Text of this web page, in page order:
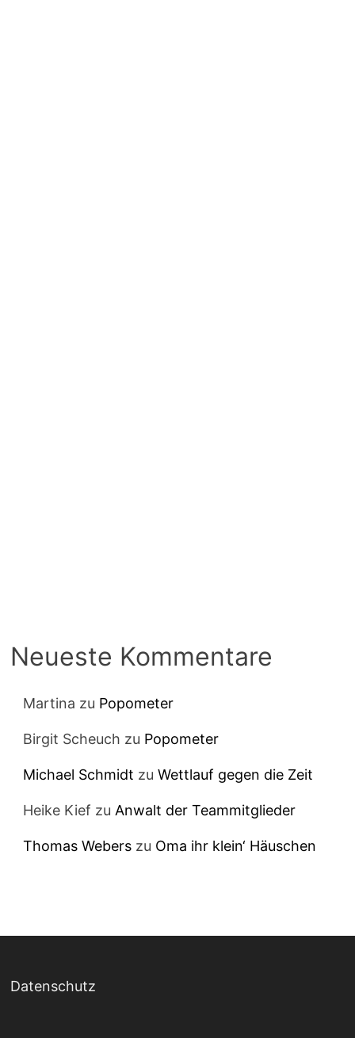
Neueste Kommentare
Martina zu Popometer
Birgit Scheuch zu Popometer
Michael Schmidt zuWettlauf gegen die Zeit
Heike Kief zuAnwalt der Teammitglieder
Thomas Webers zu Oma ihr klein‘ Häuschen
Datenschutz